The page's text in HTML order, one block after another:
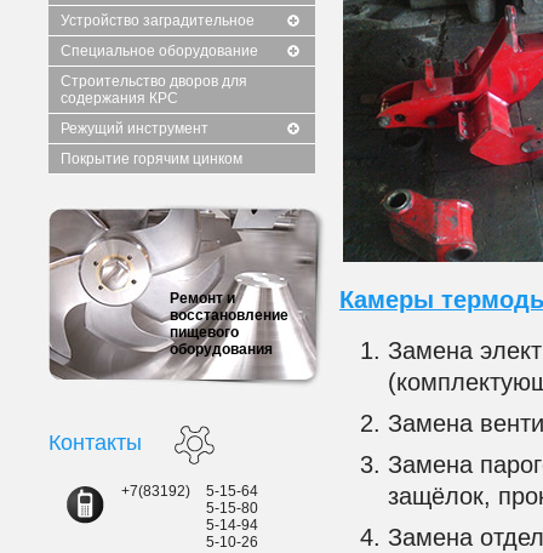
Устройство заградительное
Специальное оборудование
Строительство дворов для
содержания КРС
Режущий инструмент
Покрытие горячим цинком
Ремонт и
восстановление
пищевого
оборудования
Контакты
+7(83192)
5-15-64
5-15-80
5-14-94
5-10-26
Камеры
Замена
Замена
Замена
защёлок,
Замена